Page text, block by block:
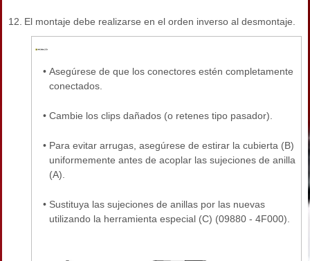
12. El montaje debe realizarse en el orden inverso al desmontaje.
• Asegúrese de que los conectores estén completamente
conectados.
• Cambie los clips dañados (o retenes tipo pasador).
• Para evitar arrugas, asegúrese de estirar la cubierta (B)
uniformemente antes de acoplar las sujeciones de anilla
(A).
• Sustituya las sujeciones de anillas por las nuevas
utilizando la herramienta especial (C) (09880 - 4F000).